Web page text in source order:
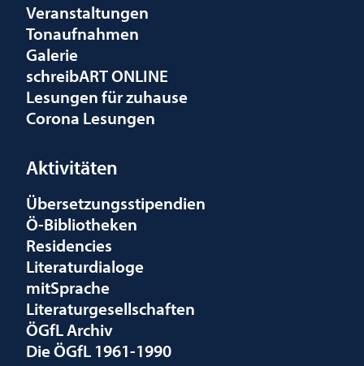
Veranstaltungen
Tonaufnahmen
Galerie
schreibART ONLINE
Lesungen für zuhause
Corona Lesungen
Aktivitäten
Übersetzungsstipendien
Ö-Bibliotheken
Residencies
Literaturdialoge
mitSprache
Literaturgesellschaften
ÖGfL Archiv
Die ÖGfL 1961-1990